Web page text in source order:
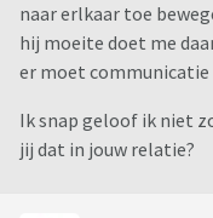
naar erlkaar toe
hij moeite doet me
er moet communicatie
Ik snap geloof ik niet
jij dat in jouw relatie?